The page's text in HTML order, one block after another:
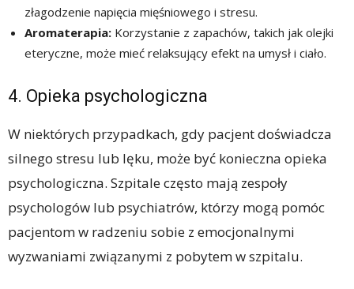
złagodzenie napięcia mięśniowego i stresu.
Aromaterapia: Korzystanie z zapachów, takich jak olejki
eteryczne, może mieć relaksujący efekt na umysł i ciało.
4. Opieka psychologiczna
W niektórych przypadkach, gdy pacjent doświadcza
silnego stresu lub lęku, może być konieczna opieka
psychologiczna. Szpitale często mają zespoły
psychologów lub psychiatrów, którzy mogą pomóc
pacjentom w radzeniu sobie z emocjonalnymi
wyzwaniami związanymi z pobytem w szpitalu.